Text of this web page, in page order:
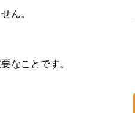
ん。
なことです。